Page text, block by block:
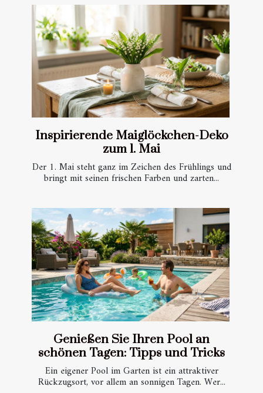
Inspirierende Maiglöckchen-Deko
zum 1. Mai
Der 1. Mai steht ganz im Zeichen des Frühlings und
bringt mit seinen frischen Farben und zarten...
Genießen Sie Ihren Pool an
schönen Tagen: Tipps und Tricks
Ein eigener Pool im Garten ist ein attraktiver
Rückzugsort, vor allem an sonnigen Tagen. Wer...